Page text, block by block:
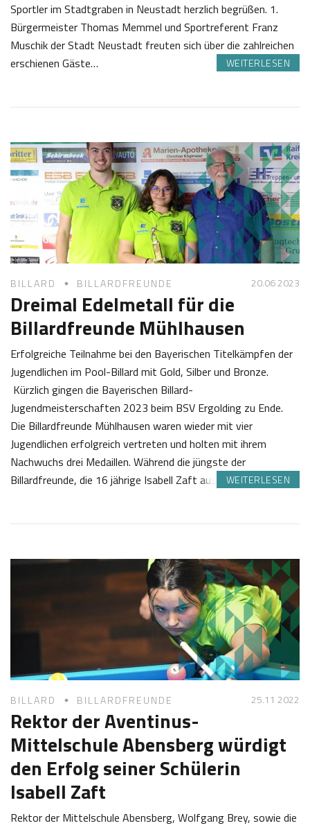
Sportler im Stadtgraben in Neustadt herzlich begrüßen. 1.
Bürgermeister Thomas Memmel und Sportreferent Franz
Muschik der Stadt Neustadt freuten sich über die zahlreichen
erschienen Gäste…
WEITERLESEN
0
0
7
2
0
2
3
a
i
n
e
Z
o
t
BILLARD BILLARDFREUNDE 20.06 2023
Dreimal Edelmetall für die
Billardfreunde Mühlhausen
Erfolgreiche Teilnahme bei den Bayerischen Titelkämpfen der
Jugendlichen im Pool-Billard mit Gold, Silber und Bronze.
Kürzlich gingen die Bayerischen Billard-
Jugendmeisterschaften 2023 beim BSV Ergolding zu Ende.
Die Billardfreunde Mühlhausen waren wieder mit vier
Jugendlichen erfolgreich vertreten und holten mit ihrem
Nachwuchs drei Medaillen. Während die jüngste der
Billardfreunde, die 16 jährige Isabell Zaft aus Abensberg…
WEITERLESEN
0
0
a
i
BILLARD BILLARDFREUNDE 25.11 2022
Rektor der Aventinus-
Mittelschule Abensberg würdigt
den Erfolg seiner Schülerin
Isabell Zaft
Rektor der Mittelschule Abensberg, Wolfgang Brey, sowie die